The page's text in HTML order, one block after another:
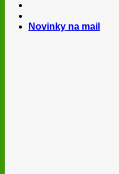
Novinky na mail